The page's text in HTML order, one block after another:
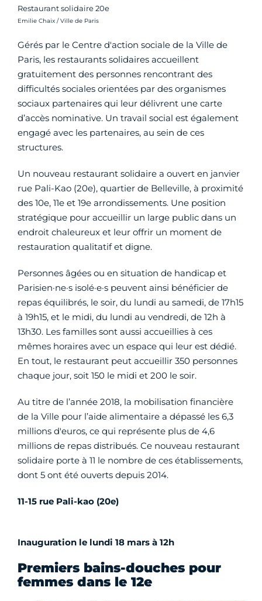
Restaurant solidaire 20e
Crédit photo :
Emilie Chaix / Ville de Paris
Gérés par le Centre d'action sociale de la Ville de
Paris, les restaurants solidaires accueillent
gratuitement des personnes rencontrant des
difficultés sociales orientées par des organismes
sociaux partenaires qui leur délivrent une carte
d’accès nominative. Un travail social est également
engagé avec les partenaires, au sein de ces
structures.
Un nouveau restaurant solidaire a ouvert en janvier
rue Pali-Kao (20e), quartier de Belleville, à proximité
des 10e, 11e et 19e arrondissements. Une position
stratégique pour accueillir un large public dans un
endroit chaleureux et leur offrir un moment de
restauration qualitatif et digne.
Personnes âgées ou en situation de handicap et
Parisien·ne·s isolé·e·s peuvent ainsi bénéficier de
repas équilibrés, le soir, du lundi au samedi, de 17h15
à 19h15, et le midi, du lundi au vendredi, de 12h à
13h30. Les familles sont aussi accueillies à ces
mêmes horaires avec un espace qui leur est dédié.
En tout, le restaurant peut accueillir 350 personnes
chaque jour, soit 150 le midi et 200 le soir.
Au titre de l’année 2018, la mobilisation financière
de la Ville pour l’aide alimentaire a dépassé les 6,3
millions d'euros, ce qui représente plus de 4,6
millions de repas distribués. Ce nouveau restaurant
solidaire porte à 11 le nombre de ces établissements,
dont 5 ont été ouverts depuis 2014.
11-15 rue Pali-kao (20e)
Inauguration le lundi 18 mars à 12h
Premiers bains-douches pour
femmes dans le 12e